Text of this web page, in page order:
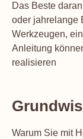
Das Beste
oder jahrelange
Werkzeugen,
Anleitung
realisieren
Warum Sie mit